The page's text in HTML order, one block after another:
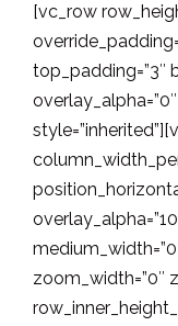
[vc_row
top_padding=”3″
zoom_width=”0″